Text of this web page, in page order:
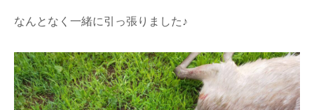
なんとなく一緒に引っ張りました♪